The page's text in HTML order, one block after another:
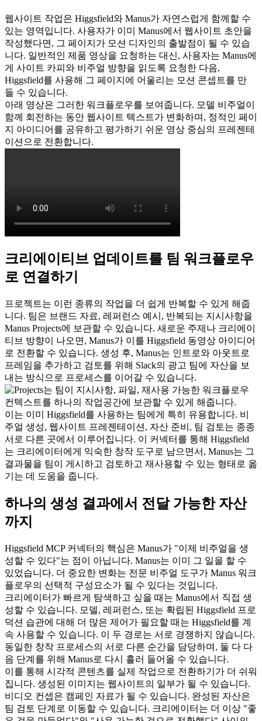
웹사이트 작업은 Higgsfield와 Manus가 자연스럽게 함께할 수
있는 영역입니다. 사용자가 이미 Manus에서 웹사이트 초안을
작성했다면, 그 페이지가 모션 디자인의 출발점이 될 수 있습
니다. 일반적인 제품 영상을 요청하는 대신, 사용자는 Manus에
게 사이트 카피와 비주얼 방향을 읽도록 요청한 다음,
Higgsfield를 사용해 그 페이지에 어울리는 모션 콘셉트를 만
들 수 있습니다.
아래 영상은 그러한 워크플로우를 보여줍니다. 모델 비주얼이
함께 회전하는 동안 웹사이트 텍스트가 변화하며, 정적인 페이
지 아이디어를 공유하고 평가하기 쉬운 영상 중심의 프레젠테
이션으로 전환합니다.
크리에이티브 업데이트를 팀 워크플로우
로 연결하기
프로젝트는 이런 종류의 작업을 더 쉽게 반복할 수 있게 해줍
니다. 팀은 브랜드 자료, 레퍼런스 예시, 반복되는 지시사항을
Manus Projects에 보관할 수 있습니다. 새로운 주제나 크리에이
티브 방향이 나오면, Manus가 이를 Higgsfield 동영상 아이디어
로 전환할 수 있습니다. 생성 후, Manus는 인트로와 아웃트로
프레임을 추가하고 검토를 위해 Slack의 광고 팀에 자산을 보
내는 방식으로 프로세스를 이어갈 수 있습니다.
이는 이미 Higgsfield를 사용하는 팀에게 특히 유용합니다. 비
주얼 생성, 웹사이트 프레젠테이션, 자산 준비, 팀 검토는 종종
서로 다른 곳에서 이루어집니다. 이 커넥터를 통해 Higgsfield
는 크리에이터에게 익숙한 창작 도구로 남으면서, Manus는 그
결과물을 팀이 게시하고 검토하고 재사용할 수 있는 형태로 옮
기는 데 도움을 줍니다.
하나의 생성 결과에서 전달 가능한 자산
까지
Higgsfield MCP 커넥터의 핵심은 Manus가 "이제 비주얼을 생
성할 수 있다"는 점이 아닙니다. Manus는 이미 그 일을 할 수
있었습니다. 더 중요한 변화는 전문 비주얼 도구가 Manus 워크
플로우의 선택적 구성요소가 될 수 있다는 것입니다.
크리에이터가 빠르게 탐색하고 싶을 때는 Manus에서 직접 생
성할 수 있습니다. 모델, 레퍼런스, 또는 확립된 Higgsfield 프로
덕션 습관에 대해 더 많은 제어가 필요할 때는 Higgsfield를 계
속 사용할 수 있습니다. 이 두 경로는 서로 경쟁하지 않습니다.
동일한 창작 프로세스의 서로 다른 순간을 담당하며, 둘 다 다
음 단계를 위해 Manus로 다시 흘러 들어올 수 있습니다.
이를 통해 시각적 콘텐츠를 실제 작업으로 전환하기가 더 쉬워
집니다. 생성된 이미지는 웹사이트의 일부가 될 수 있습니다.
비디오 컨셉은 캠페인 자료가 될 수 있습니다. 완성된 자산은
팀 검토 단계로 이동할 수 있습니다. 크리에이터는 더 이상 "좋